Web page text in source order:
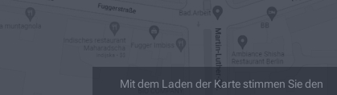
Mit dem Laden der Karte stimmen Sie den